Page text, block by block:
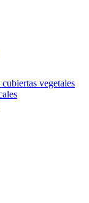
vegetales